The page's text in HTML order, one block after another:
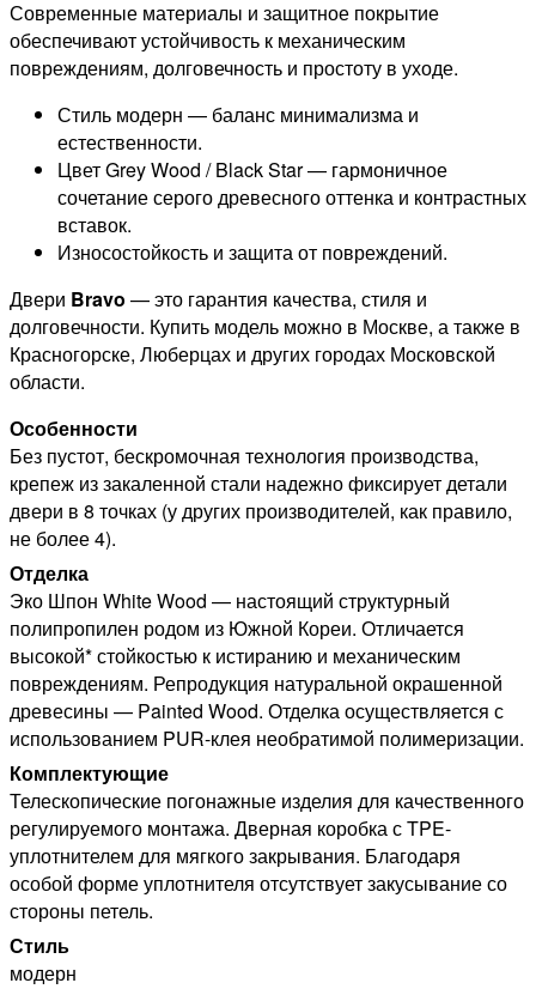
Современные материалы и защитное покрытие
обеспечивают устойчивость к механическим
повреждениям, долговечность и простоту в уходе.
Стиль модерн — баланс минимализма и
естественности.
Цвет Grey Wood / Black Star — гармоничное
сочетание серого древесного оттенка и контрастных
вставок.
Износостойкость и защита от повреждений.
Двери Bravo — это гарантия качества, стиля и
долговечности. Купить модель можно в Москве, а также в
Красногорске, Люберцах и других городах Московской
области.
Особенности
Без пустот, бескромочная технология производства,
крепеж из закаленной стали надежно фиксирует детали
двери в 8 точках (у других производителей, как правило,
не более 4).
Отделка
Эко Шпон White Wood — настоящий структурный
полипропилен родом из Южной Кореи. Отличается
высокой* стойкостью к истиранию и механическим
повреждениям. Репродукция натуральной окрашенной
древесины — Painted Wood. Отделка осуществляется с
использованием PUR-клея необратимой полимеризации.
Комплектующие
Телескопические погонажные изделия для качественного
регулируемого монтажа. Дверная коробка с TPE-
уплотнителем для мягкого закрывания. Благодаря
особой форме уплотнителя отсутствует закусывание со
стороны петель.
Стиль
модерн